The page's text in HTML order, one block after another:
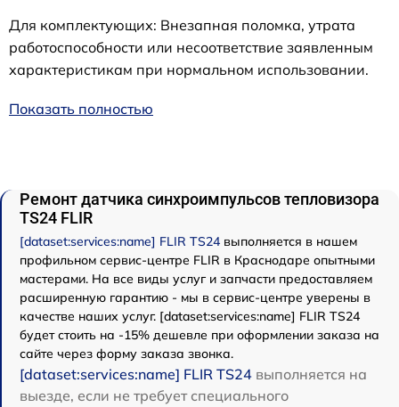
Для комплектующих: Внезапная поломка, утрата
работоспособности или несоответствие заявленным
характеристикам при нормальном использовании.
Показать полностью
Ремонт датчика синхроимпульсов тепловизора
TS24 FLIR
[dataset:services:name] FLIR TS24 выполняется в нашем
профильном сервис-центре FLIR в Краснодаре опытными
мастерами. На все виды услуг и запчасти предоставляем
расширенную гарантию - мы в сервис-центре уверены в
качестве наших услуг. [dataset:services:name] FLIR TS24
будет стоить на -15% дешевле при оформлении заказа на
сайте через форму заказа звонка.
[dataset:services:name] FLIR TS24 выполняется на
выезде, если не требует специального